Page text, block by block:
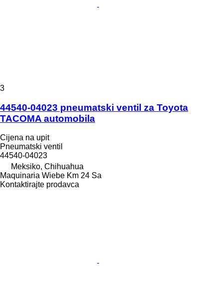
3
44540-04023 pneumatski ventil za Toyota
TACOMA automobila
Cijena na upit
Pneumatski ventil
44540-04023
Meksiko, Chihuahua
Maquinaria Wiebe Km 24 Sa
Kontaktirajte prodavca